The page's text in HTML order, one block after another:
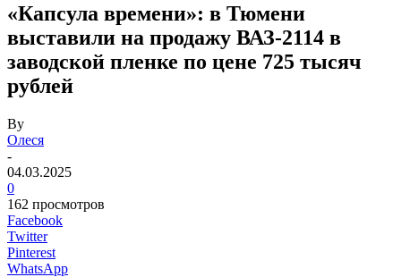
«Капсула времени»: в Тюмени
выставили на продажу ВАЗ-2114 в
заводской пленке по цене 725 тысяч
рублей
By
Олеся
-
04.03.2025
0
162 просмотров
Facebook
Twitter
Pinterest
WhatsApp